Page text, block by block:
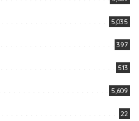
5,035
397
513
5,609
22